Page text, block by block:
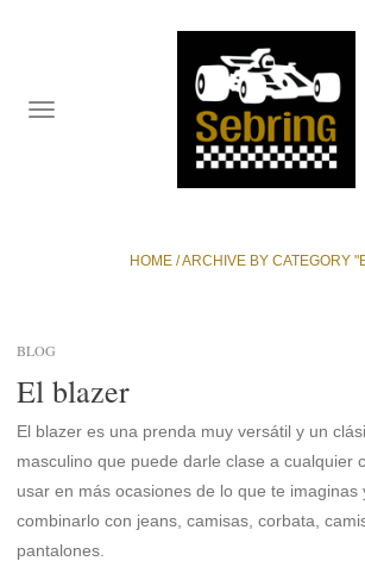
TOGGLE
NAVIGATION
HOME /ARCHIVE BY CATEGORY
BLOG
El blazer
El blazer es una prenda muy versátil y un
masculino que puede darle clase a cualquier
usar en más ocasiones de lo que te imaginas
combinarlo con jeans, camisas, corbata,
pantalones.